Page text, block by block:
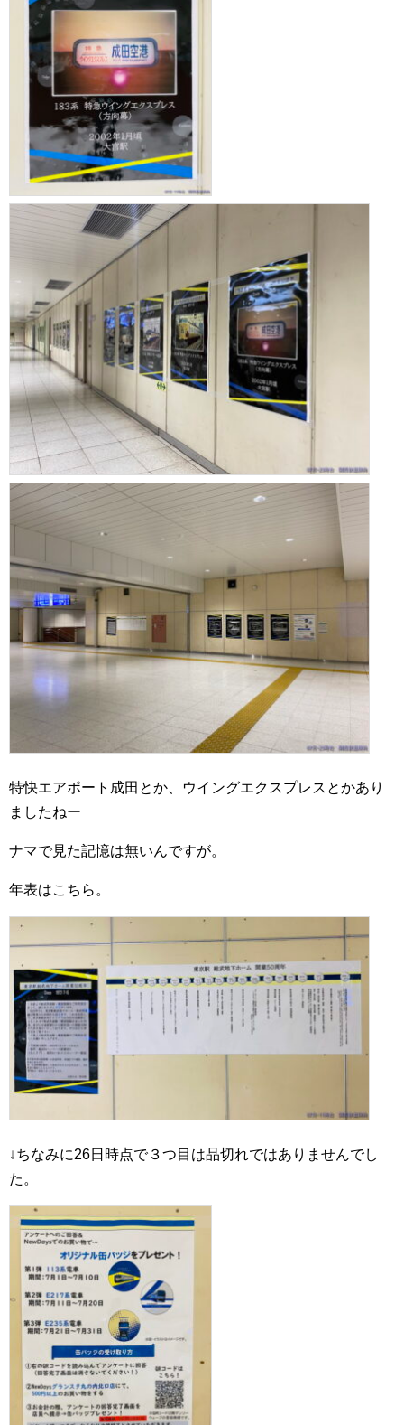
特快エアポート成田とか、ウイングエクスプレスとかあり
ましたねー
ナマで見た記憶は無いんですが。
年表はこちら。
↓ちなみに26日時点で３つ目は品切れではありませんでし
た。